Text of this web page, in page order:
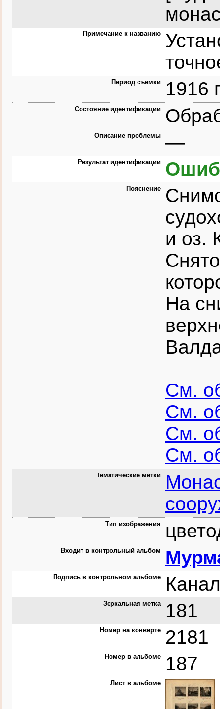
Примечание к названию
Период съемки 1916
Состояние идентификации
Описание проблемы —
Результат идентификации
Пояснение
и оз.
На
См.
См.
См.
См.
Тематические метки
Тип изображения
Входит в контрольный альбом
Подпись в контрольном альбоме
Зеркальная метка 181
Номер на конверте 2181
Номер в альбоме 187
Лист в альбоме